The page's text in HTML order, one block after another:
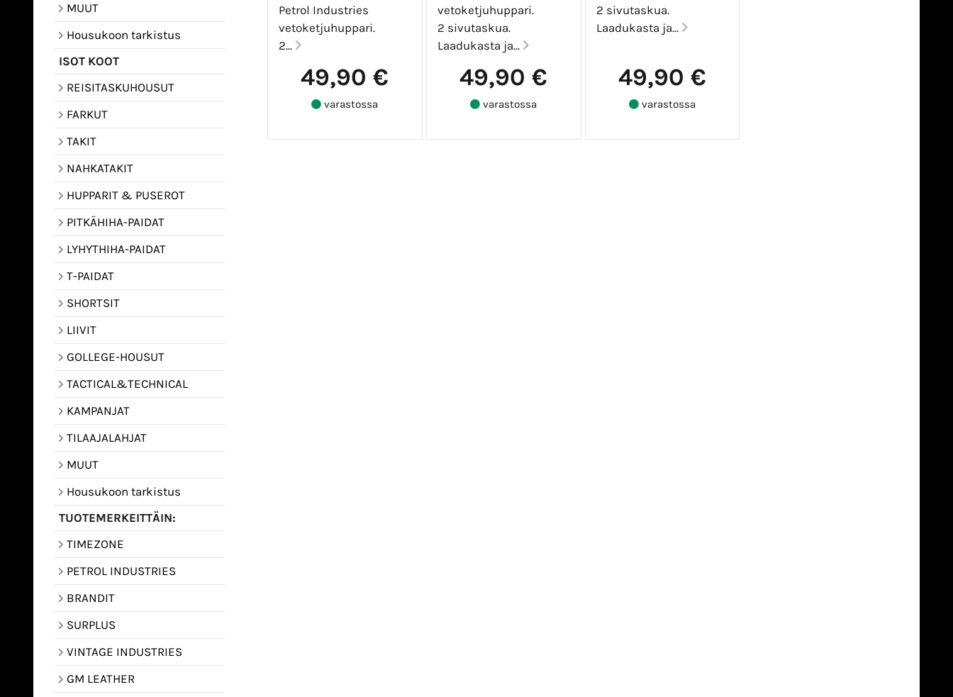
MUUT
Housukoon tarkistus
ISOT KOOT
REISITASKUHOUSUT
FARKUT
TAKIT
NAHKATAKIT
HUPPARIT & PUSEROT
PITKÄHIHA-PAIDAT
LYHYTHIHA-PAIDAT
T-PAIDAT
SHORTSIT
LIIVIT
GOLLEGE-HOUSUT
TACTICAL&TECHNICAL
KAMPANJAT
TILAAJALAHJAT
MUUT
Housukoon tarkistus
TUOTEMERKEITTÄIN:
TIMEZONE
PETROL INDUSTRIES
BRANDIT
SURPLUS
VINTAGE INDUSTRIES
GM LEATHER
Petrol Industries
vetoketjuhuppari.
2...
49,90 €
varastossa
vetoketjuhuppari.
2 sivutaskua.
Laadukasta ja...
49,90 €
varastossa
2 sivutaskua.
Laadukasta ja...
49,90 €
varastossa